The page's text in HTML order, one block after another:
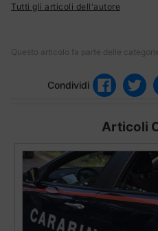
Tutti gli articoli dell'autore
Questo articolo fa parte delle
Condividi
Articoli